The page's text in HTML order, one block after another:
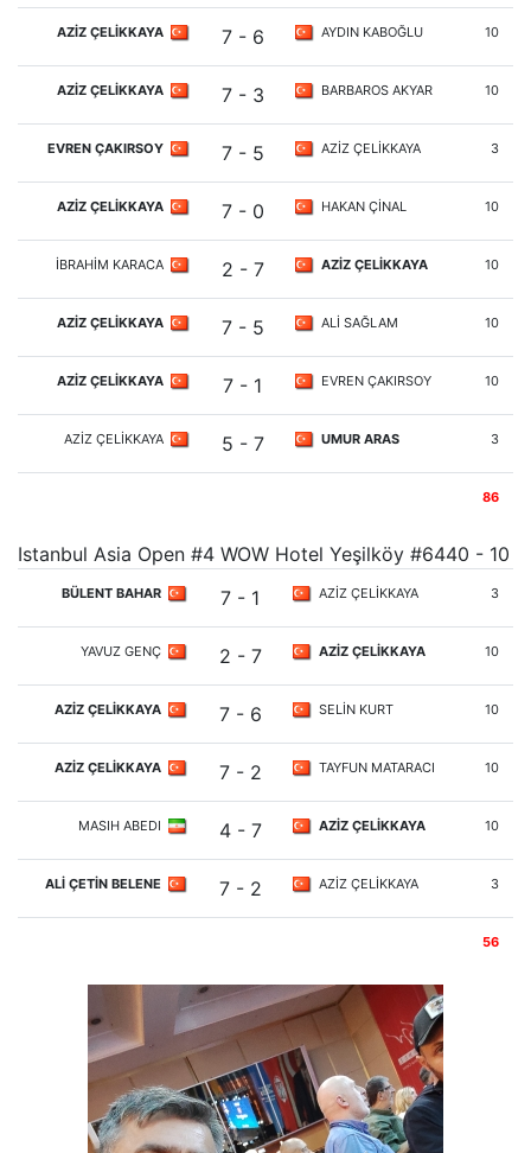
AZİZ ÇELİKKAYA 7 - 6 AYDIN KABOĞLU 10
AZİZ ÇELİKKAYA 7 - 3 BARBAROS AKYAR 10
EVREN ÇAKIRSOY 7 - 5 AZİZ ÇELİKKAYA 3
AZİZ ÇELİKKAYA 7 - 0 HAKAN ÇİNAL 10
İBRAHİM KARACA 2 - 7 AZİZ ÇELİKKAYA 10
AZİZ ÇELİKKAYA 7 - 5 ALİ SAĞLAM 10
AZİZ ÇELİKKAYA 7 - 1 EVREN ÇAKIRSOY 10
AZİZ ÇELİKKAYA 5 - 7 UMUR ARAS 3
86
Istanbul Asia Open #4 WOW Hotel Yeşilköy #6440 - 10
BÜLENT BAHAR 7 - 1 AZİZ ÇELİKKAYA 3
YAVUZ GENÇ 2 - 7 AZİZ ÇELİKKAYA 10
AZİZ ÇELİKKAYA 7 - 6 SELİN KURT 10
AZİZ ÇELİKKAYA 7 - 2 TAYFUN MATARACI 10
MASIH ABEDI 4 - 7 AZİZ ÇELİKKAYA 10
ALİ ÇETİN BELENE 7 - 2 AZİZ ÇELİKKAYA 3
56